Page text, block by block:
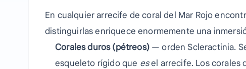
En cualquier arrecife de coral del Mar Rojo
distinguirlas enriquece enormemente una
Corales duros (pétreos)— orden Scleractinia.
esqueleto rígido que esel arrecife. Los corales